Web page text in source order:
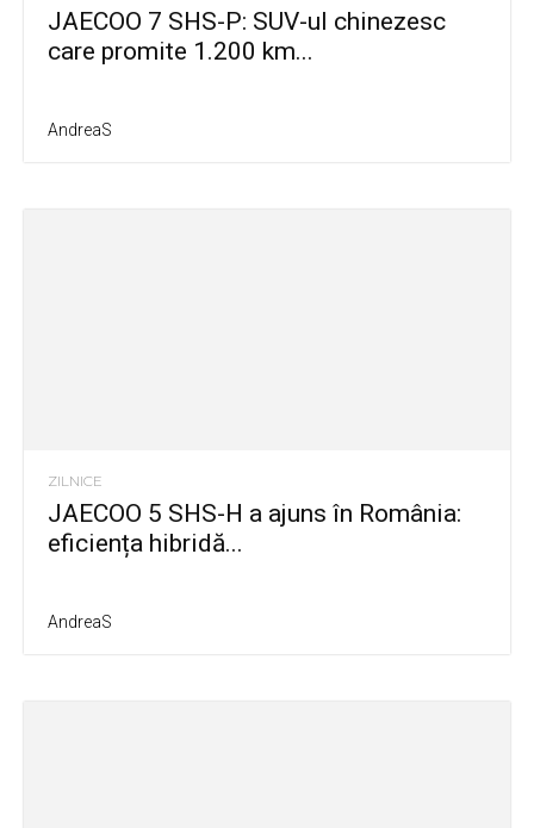
JAECOO 7 SHS-P: SUV-ul chinezesc
care promite 1.200 km...
AndreaS
ZILNICE
JAECOO 5 SHS-H a ajuns în România:
eficiența hibridă...
AndreaS